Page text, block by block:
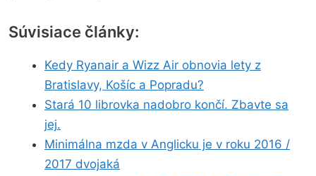
Súvisiace články:
Kedy Ryanair a Wizz Air obnovia lety z
Bratislavy, Košíc a Popradu?
Stará 10 librovka nadobro končí. Zbavte sa
jej.
Minimálna mzda v Anglicku je v roku 2016 /
2017 dvojaká